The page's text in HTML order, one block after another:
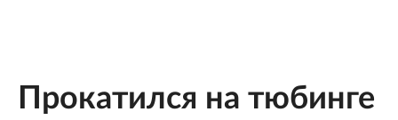
Прокатился на тюбинге